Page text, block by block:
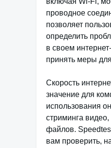
проводное
позволяет
определить
в своем
принять меры
Скорость
значение для
использования
стриминга видео,
файлов.
вам проверить,